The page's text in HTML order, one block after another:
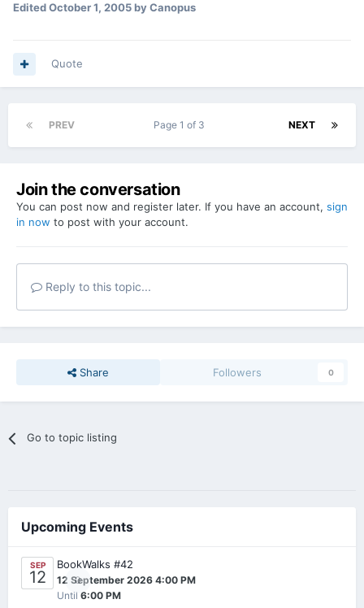
EditedOctober 1, 2005by Canopus
Quote
PREV NEXT
Page 1 of 3
Join the conversation
You can post now and register later. If you have an account, sign
in now to post with your account.
Reply to this topic...
Share Followers 0
Go to topic listing
Upcoming Events
SEP
12 0
BookWalks #42
12 September 2026 4:00 PM
Until 6:00 PM